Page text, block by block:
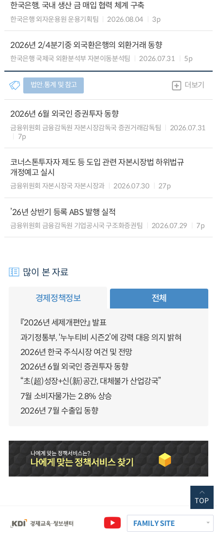
한국은행, 국내 생산 금 매입 협력 체계 구축
한국은행 외자운용원 운용기획팀 2026.08.04 3p
2026년 2/4분기중 외국환은행의 외환거래 동향
한국은행 국제국 외환분석부 자본이동분석팀 2026.07.31 5p
법안.통계 및 참고 더보기
2026년 6월 외국인 증권투자 동향
금융위원회 금융감독원 자본시장감독국 증권거래감독팀
2026.07.31
7p
코너스톤투자자 제도 등 도입 관련 자본시장법 하위법규
개정예고 실시
금융위원회 자본시장국 자본시장과 2026.07.30 27p
’26년 상반기 등록 ABS 발행 실적
금융위원회 금융감독원 기업공시국 구조화증권팀 2026.07.29 7p
많이 본 자료
경제정책정보 전체
『2026년 세제개편안』 발표
과기정통부, ‘누누티비 시즌2’에 강력 대응 의지 밝혀
2026년 한국 주식시장 여건 및 전망
2026년 6월 외국인 증권투자 동향
“초(超)성장+신(新)공간, 대체불가 산업강국”
7월 소비자물가는 2.8% 상승
2026년 7월 수출입 동향
FAMILY SITE
TOP